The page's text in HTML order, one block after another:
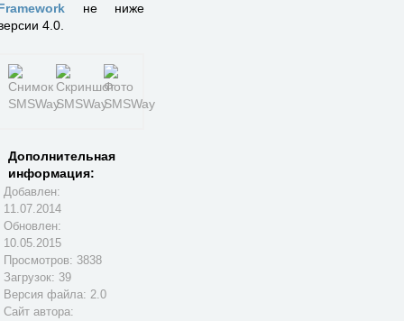
не ниже
4.0.
Дополнительная
информация:
Добавлен:
11.07.2014
Обновлен:
10.05.2015
Просмотров: 3838
Загрузок: 39
Версия файла: 2.0
Сайт автора: